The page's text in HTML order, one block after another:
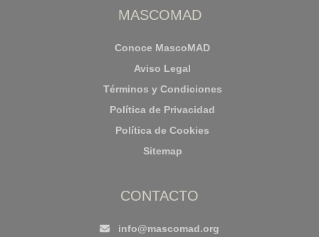
MASCOMAD
Conoce MascoMAD
Aviso Legal
Términos y Condiciones
Política de Privacidad
Política de Cookies
Sitemap
CONTACTO
info@mascomad.org